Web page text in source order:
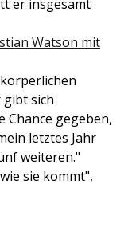
er insgesamt
Watson mit
gibt sich
Chance gegeben,
letztes Jahr
weiteren."
sie kommt",